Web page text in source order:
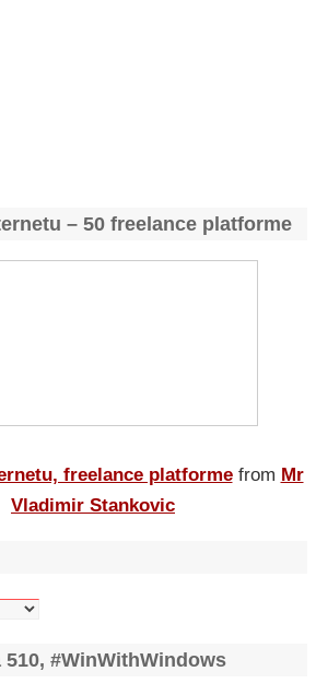
– 50 freelance platforme
freelance platforme from Mr
Vladimir Stankovic
510, #WinWithWindows